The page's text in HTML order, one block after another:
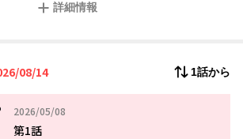
るの！ 痴漢とかナンパとかスカウトと
ボディーガードになってよ！」
さを守るドキドキな日々がはじまった――！
ふんぎぃぃぃ～～～～！」一緒に筋トレし
詳細情報
08/14 1話から
2026/05/08
2026年05月08日
第1話